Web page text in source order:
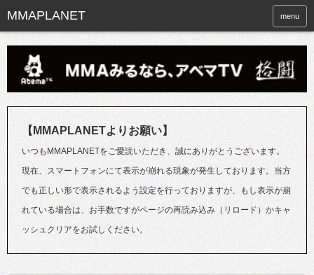
menu
【MMAPLANETよりお願い】
いつもMMAPLANETをご愛読いただき、誠にありがとうございます。
現在、スマートフォンにて表示が崩れる現象が発生しております。当方
でも正しい形で表示されるよう設定を行っておりますが、もし表示が崩
れている場合は、お手数ですがページの再読み込み（リロード）かキャ
ッシュクリアをお試しください。